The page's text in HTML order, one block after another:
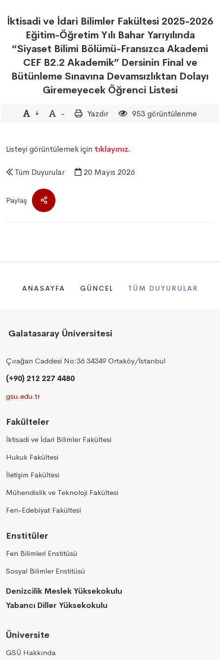
İktisadi ve İdari Bilimler Fakültesi 2025-2026
Eğitim-Öğretim Yılı Bahar Yarıyılında
“Siyaset Bilimi Bölümü-Fransızca Akademi
CEF B2.2 Akademik” Dersinin Final ve
Bütünleme Sınavına Devamsızlıktan Dolayı
Giremeyecek Öğrenci Listesi
+ - Yazdır 953 görüntülenme
Listeyi görüntülemek için tıklayınız.
Tüm Duyurular 20 Mayıs 2026
Paylaş
ANASAYFA GÜNCEL TÜM DUYURULAR
Galatasaray Üniversitesi
Çırağan Caddesi No:36 34349 Ortaköy/İstanbul
(+90) 212 227 4480
gsu.edu.tr
Fakülteler
İktisadi ve İdari Bilimler Fakültesi
Hukuk Fakültesi
İletişim Fakültesi
Mühendislik ve Teknoloji Fakültesi
Fen-Edebiyat Fakültesi
Enstitüler
Fen Bilimleri Enstitüsü
Sosyal Bilimler Enstitüsü
Denizcilik Meslek Yüksekokulu
Yabancı Diller Yüksekokulu
Üniversite
GSÜ Hakkında